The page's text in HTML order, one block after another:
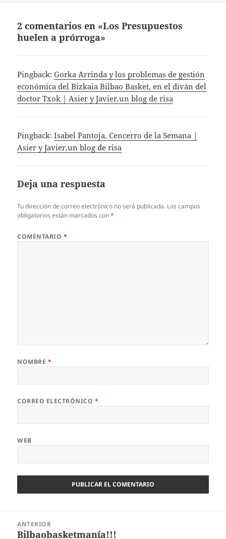
2 comentarios en «Los Presupuestos
huelen a prórroga»
Pingback:Gorka Arrinda y los problemas de gestión
económica del Bizkaia Bilbao Basket, en el diván del
doctor Txok | Asier y Javier,un blog de risa
Pingback:Isabel Pantoja, Cencerro de la Semana |
Asier y Javier,un blog de risa
Deja una respuesta
Tu dirección de correo electrónico no será publicada. Los campos
obligatorios están marcados con*
COMENTARIO *
NOMBRE *
CORREO ELECTRÓNICO *
WEB
ANTERIOR
Entrada
Bilbaobasketmanía!!!